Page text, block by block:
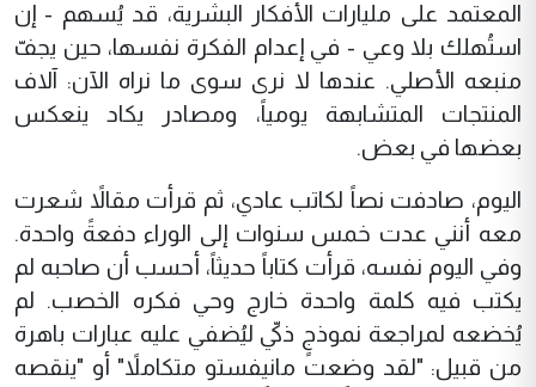
المعتمد على مليارات الأفكار البشرية، قد يُسهم - إن
استُهلك بلا وعي - في إعدام الفكرة نفسها، حين يجفّ
منبعه الأصلي. عندها لا نرى سوى ما نراه الآن: آلاف
المنتجات المتشابهة يومياً، ومصادر يكاد ينعكس
بعضها في بعض.
اليوم، صادفت نصاً لكاتب عادي، ثم قرأت مقالاً شعرت
معه أنني عدت خمس سنوات إلى الوراء دفعةً واحدة.
وفي اليوم نفسه، قرأت كتاباً حديثاً، أحسب أن صاحبه لم
يكتب فيه كلمة واحدة خارج وحي فكره الخصب. لم
يُخضعه لمراجعة نموذجٍ ذكيّ ليُضفي عليه عبارات باهرة
من قبيل: "لقد وضعت مانيفستو متكاملاً" أو "ينقصه